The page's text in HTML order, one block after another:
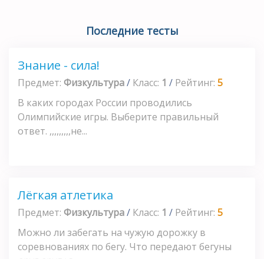
Последние тесты
Знание - сила!
Предмет: Физкультура/ Класс: 1 / Рейтинг: 5
В каких городах России проводились
Олимпийские игры. Выберите правильный
ответ. ,,,,,,,,,не...
Лёгкая атлетика
Предмет: Физкультура/ Класс: 1 / Рейтинг: 5
Можно ли забегать на чужую дорожку в
соревнованиях по бегу. Что передают бегуны